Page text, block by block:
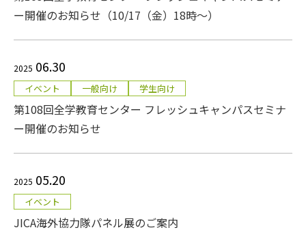
ー開催のお知らせ（10/17（金）18時～）
2025 06.30
イベント 一般向け 学生向け
第108回全学教育センター フレッシュキャンパスセミナ
ー開催のお知らせ
2025 05.20
イベント
JICA海外協力隊パネル展のご案内